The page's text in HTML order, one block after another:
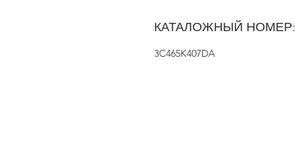
КАТАЛОЖНЫЙ НОМЕР:
3C465K407DA